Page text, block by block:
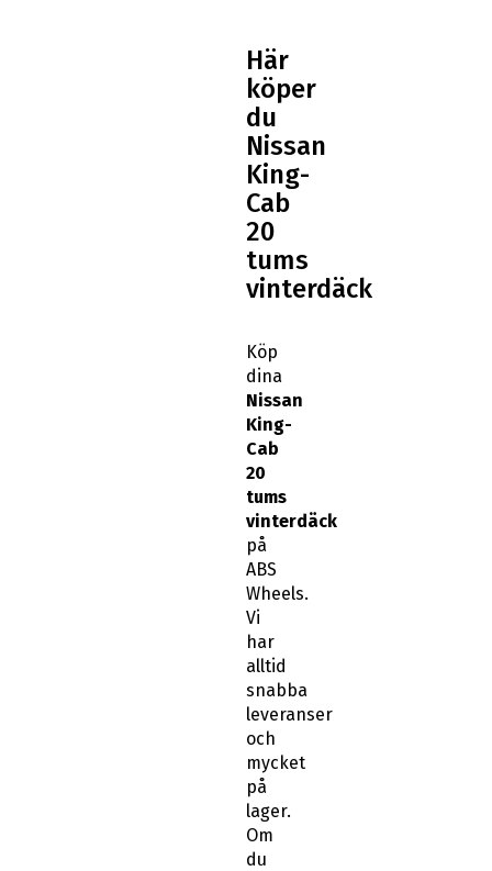
Här
köper
du
Nissan
King-
Cab
20
tums
vinterdäck
Köp
dina
Nissan
King-
Cab
20
tums
vinterdäck
på
ABS
Wheels.
Vi
har
alltid
snabba
leveranser
och
mycket
på
lager.
Om
du